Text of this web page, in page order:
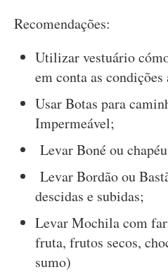
Recomendações:
Utilizar vestuário
em conta as
Usar Botas para
Impermeável;
Levar Boné ou
Levar Bordão ou
descidas e subidas;
Levar Mochila com
fruta, frutos secos,
sumo)